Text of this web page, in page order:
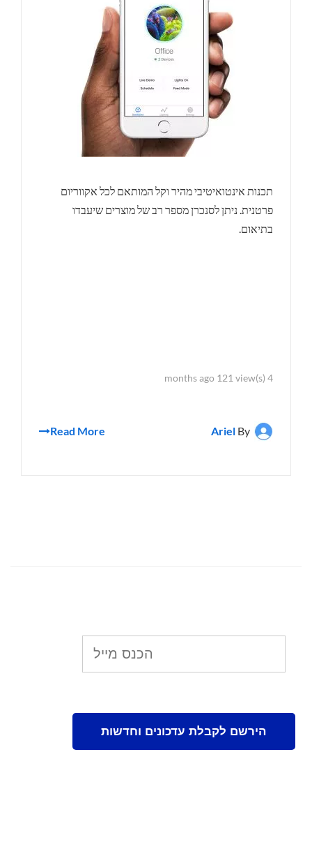
תכנות אינטואיטיבי מהיר וקל המותאם לכל אקווריום
פרטנית. ניתן לסנכרן מספר רב של מוצרים שיעבדו
בתיאום.
4 months ago 121 view(s)
By
Ariel
Read More